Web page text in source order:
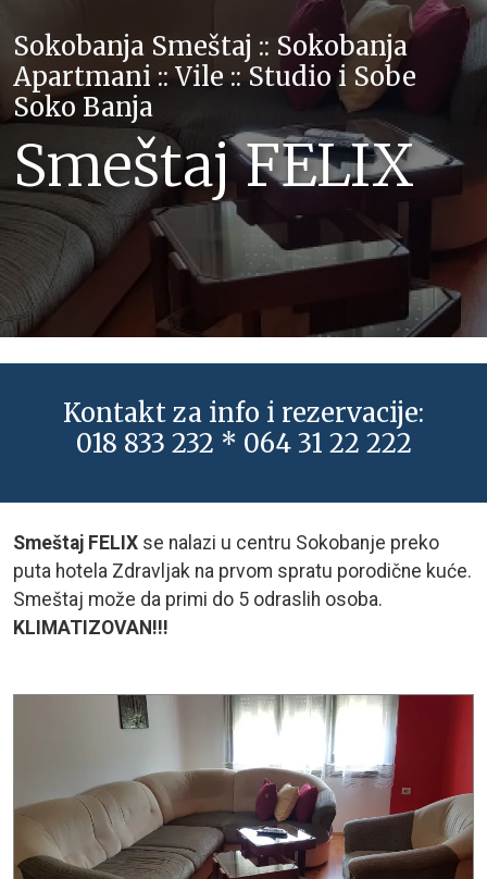
Sokobanja Smeštaj :: Sokobanja
Apartmani :: Vile :: Studio i Sobe
Soko Banja
Smeštaj FELIX
Kontakt za info i rezervacije:
018 833 232 * 064 31 22 222
Smeštaj FELIX se nalazi u centru Sokobanje preko
puta hotela Zdravljak na prvom spratu porodične kuće.
Smeštaj može da primi do 5 odraslih osoba.
KLIMATIZOVAN!!!